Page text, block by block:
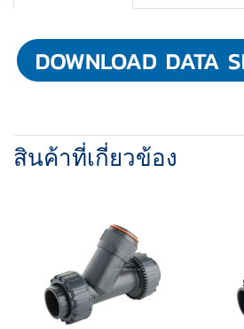
สินค้าที่เกี่ยวข้อง